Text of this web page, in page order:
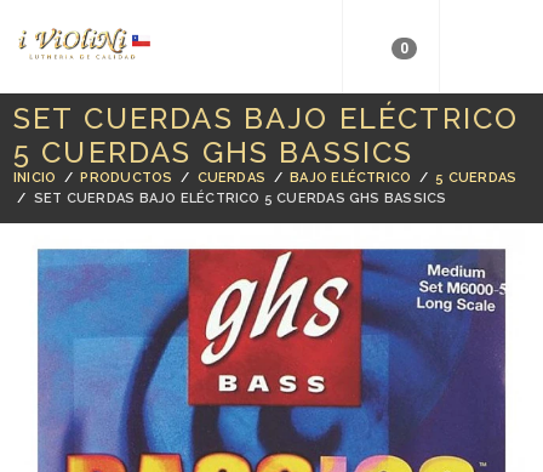
0
SET CUERDAS BAJO ELÉCTRICO
5 CUERDAS GHS BASSICS
INICIO /PRODUCTOS / CUERDAS /BAJO ELÉCTRICO / 5 CUERDAS
/ SET CUERDAS BAJO ELÉCTRICO 5 CUERDAS GHS BASSICS